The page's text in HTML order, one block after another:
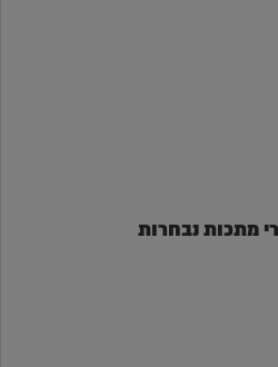
מתכות נבחרות